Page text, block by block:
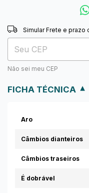
Entregas para o CEP:
Simular Frete e prazo
Não sei meu CEP
FICHA TÉCNICA
Aro
Câmbios dianteiros
Câmbios traseiros
É dobrável